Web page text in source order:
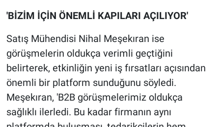
'BİZİM İÇİN ÖNEMLİ KAPILARI AÇILIYOR'
Satış Mühendisi Nihal Meşekıran ise
görüşmelerin oldukça verimli geçtiğini
belirterek, etkinliğin yeni iş fırsatları açısından
önemli bir platform sunduğunu söyledi.
Meşekıran, 'B2B görüşmelerimiz oldukça
sağlıklı ilerledi. Bu kadar firmanın aynı